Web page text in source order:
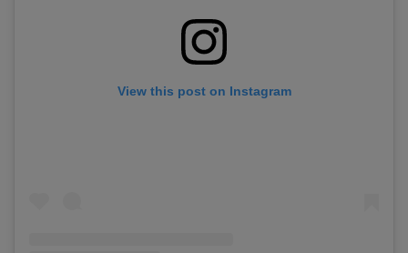
View this post on Instagram